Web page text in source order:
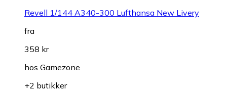
Revell 1/144 A340-300 Lufthansa New Livery
fra
358 kr
hos Gamezone
+2 butikker